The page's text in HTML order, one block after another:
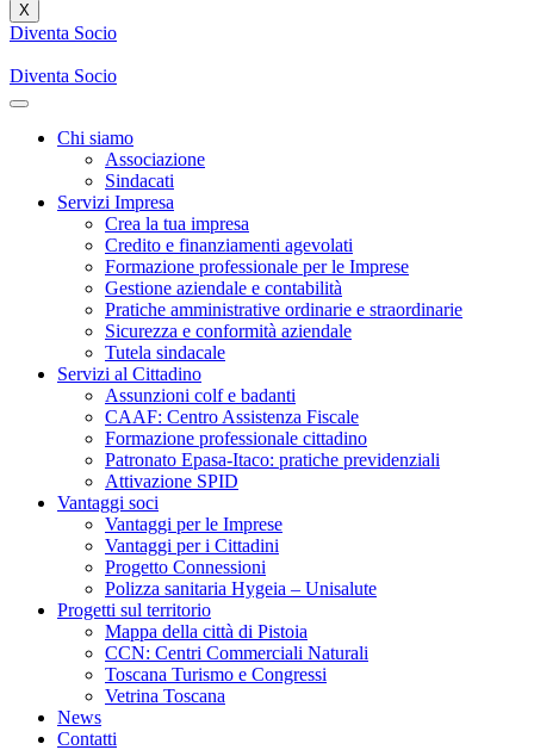
X
Diventa Socio
Diventa Socio
Chi siamo
Associazione
Sindacati
Servizi Impresa
Crea la tua impresa
Credito e finanziamenti agevolati
Formazione professionale per le Imprese
Gestione aziendale e contabilità
Pratiche amministrative ordinarie e straordinarie
Sicurezza e conformità aziendale
Tutela sindacale
Servizi al Cittadino
Assunzioni colf e badanti
CAAF: Centro Assistenza Fiscale
Formazione professionale cittadino
Patronato Epasa-Itaco: pratiche previdenziali
Attivazione SPID
Vantaggi soci
Vantaggi per le Imprese
Vantaggi per i Cittadini
Progetto Connessioni
Polizza sanitaria Hygeia – Unisalute
Progetti sul territorio
Mappa della città di Pistoia
CCN: Centri Commerciali Naturali
Toscana Turismo e Congressi
Vetrina Toscana
News
Contatti